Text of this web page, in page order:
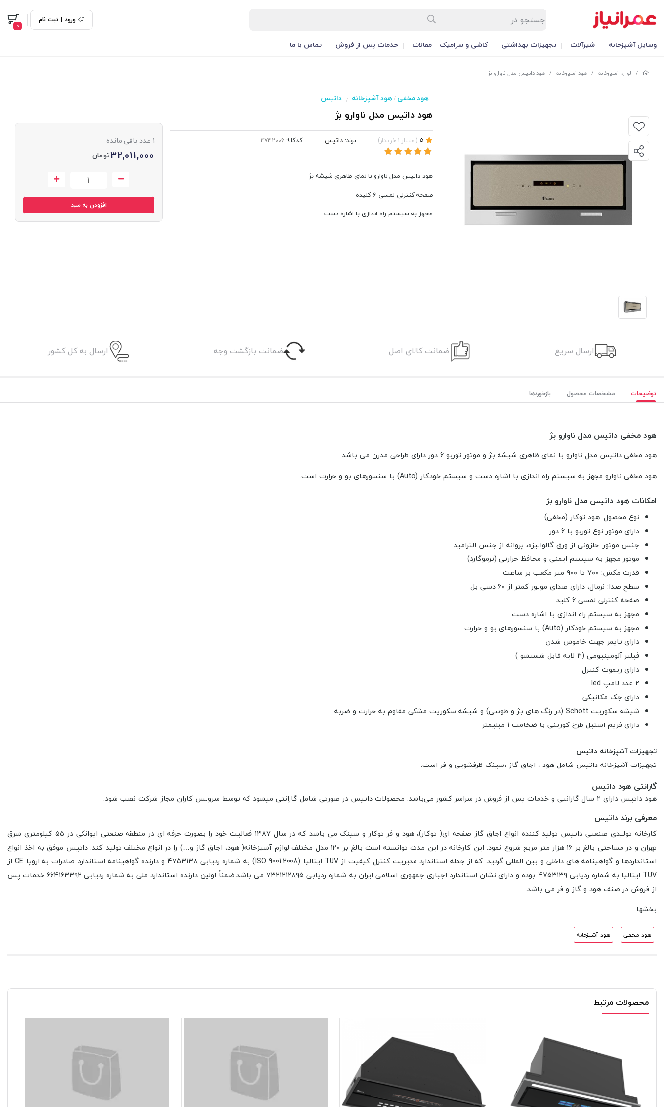
ورود | ثبت نام
0
وسایل آشپزخانه شیرآلات تجهیزات بهداشتی کاشی و سرامیک مقالات خدمات پس از فروش تماس با ما
/ لوازم آشپزخانه / هود آشپزخانه / هود داتیس مدل ناوارو بژ
هود مخفی /هود آشپزخانه / داتیس
هود داتیس مدل ناوارو بژ
(امتیاز 1 خریدار) برند: داتیس کدکالا:
هود داتیس مدل ناوارو با نمای ظاهری شیشه بژ
صفحه کنترلی لمسی 6 کلیده
مجهز به سیستم راه اندازی با اشاره دست
1 عدد باقی مانده
32,011,000تومان
افزودن به سبد
ارسال سریع ضمانت کالای اصل ضمانت بازگشت وجه ارسال به کل کشور
توضیحات مشخصات محصول بازخوردها
هود مخفی داتیس مدل ناوارو بژ
هود مخفی داتیس مدل ناوارو با نمای ظاهری شیشه بژ و موتور توربو 6 دور دارای طراحی مدرن می باشد.
هود مخفی ناوارو مجهز به سیستم راه اندازی با اشاره دست و سیستم خودکار (Auto) با سنسورهای بو و حرارت است.
امکانات هود داتیس مدل ناوارو بژ
نوع محصول: هود توکار (مخفی)
دارای موتور نوع توربو با 6 دور
جنس موتور: حلزونی از ورق گالوانیزه، پروانه از جنس الترامید
موتور مجهز به سیستم ایمنی و محافظ حرارتی (ترموگارد)
قدرت مکش: ۷۰۰ تا ۹۰۰ متر مکعب بر ساعت
سطح صدا: نرمال، دارای صدای موتور کمتر از ۶۰ دسی بل
صفحه کنترلی لمسی 6 کلید
مجهز به سیستم راه اندازی با اشاره دست
مجهز به سیستم خودکار (Auto) با سنسورهای بو و حرارت
دارای تایمر جهت خاموش شدن
فیلتر آلومینیومی (۳ لایه قابل شستشو )
دارای ریموت کنترل
2 عدد لامپ led
دارای جک مکانیکی
شیشه سکوریت Schott (در رنگ های بژ و طوسی) و شیشه سکوریت مشکی مقاوم به حرارت و ضربه
دارای فریم استیل طرح کورینی با ضخامت 1 میلیمتر
تجهیزات آشپزخانه داتیس
تجهیزات آشپزخانه داتیس شامل هود ، اجاق گاز ،سینک ظرفشویی و فر است.
گارانتی هود داتیس
هود داتیس دارای ۲ سال گارانتی و خدمات پس از فروش در سراسر کشور می‌باشد. محصولات داتیس در صورتی شامل گارانتی میشود که توسط سرویس کاران مجاز شرکت نصب شود.
معرفی برند داتیس
کارخانه تولیدی صنعتی داتیس تولید کننده انواع اجاق گاز صفحه ای( توکار)، هود و فر توکار و سینک می باشد که در سال ۱۳۸۷ فعالیت خود را بصورت حرفه ای در منطقه صنعتی ایوانکی در ۵۵ کیلومتری شرق
تهران و در مساحتی بالغ بر ۱۶ هزار متر مربع شروع نمود. این کارخانه در این مدت توانسته است بالغ بر ۱۲۰ مدل مختلف لوازم آشپزخانه( هود، اجاق گاز و…) را در انواع مختلف تولید کند. داتیس موفق به اخذ انواع
استانداردها و گواهینامه های داخلی و بین المللی گردید. که از جمله استاندارد مدیریت کنترل کیفیت از TUV ایتالیا (ISO 9001:2008) به شماره ردیابی ۴۷۵۳۱۳۸ و دارنده گواهینامه استاندارد صادرات به اروپا CE از
TUV ایتالیا به شماره ردیابی ۴۷۵۳۱۳۹ بوده و دارای نشان استاندارد اجباری جمهوری اسلامی ایران به شماره ردیابی ۷۳۲۱۲۱۲۸۹۵ می باشد.ضمناً اولین دارنده استاندارد ملی به شماره ردیابی ۶۶۴۱۶۳۳۹۲ خدمات پس
از فروش در صنف هود و گاز و فر می باشد.
بخشها :
هود مخفی هود آشپزخانه
محصولات مرتبط